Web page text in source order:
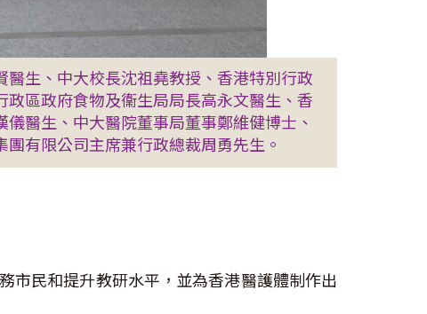
醫生、中大校長沈祖堯教授、香港特別行政
區政府食物及衞生局局長高永文醫生、香
醫生、中大醫院董事局董事鄭維健博士、
有限公司主席兼行政總裁周勇先生。
市民和提升教研水平，並為香港醫護體制作出